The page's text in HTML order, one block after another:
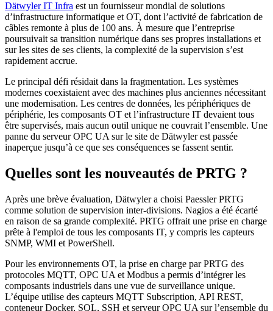
Dätwyler IT Infra est un fournisseur mondial de solutions
d’infrastructure informatique et OT, dont l’activité de fabrication de
câbles remonte à plus de 100 ans. À mesure que l’entreprise
poursuivait sa transition numérique dans ses propres installations et
sur les sites de ses clients, la complexité de la supervision s’est
rapidement accrue.
Le principal défi résidait dans la fragmentation. Les systèmes
modernes coexistaient avec des machines plus anciennes nécessitant
une modernisation. Les centres de données, les périphériques de
périphérie, les composants OT et l’infrastructure IT devaient tous
être supervisés, mais aucun outil unique ne couvrait l’ensemble. Une
panne du serveur OPC UA sur le site de Dätwyler est passée
inaperçue jusqu’à ce que ses conséquences se fassent sentir.
Quelles sont les nouveautés de PRTG ?
Après une brève évaluation, Dätwyler a choisi Paessler PRTG
comme solution de supervision inter-divisions. Nagios a été écarté
en raison de sa grande complexité. PRTG offrait une prise en charge
prête à l'emploi de tous les composants IT, y compris les capteurs
SNMP, WMI et PowerShell.
Pour les environnements OT, la prise en charge par PRTG des
protocoles MQTT, OPC UA et Modbus a permis d’intégrer les
composants industriels dans une vue de surveillance unique.
L’équipe utilise des capteurs MQTT Subscription, API REST,
conteneur Docker, SQL, SSH et serveur OPC UA sur l’ensemble du